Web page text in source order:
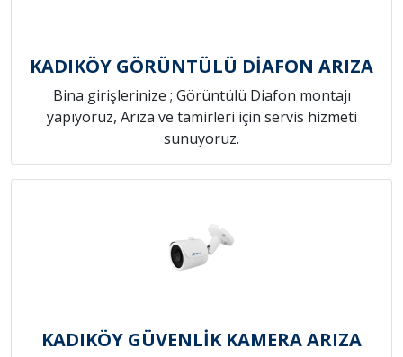
KADIKÖY GÖRÜNTÜLÜ DİAFON ARIZA
Bina girişlerinize ; Görüntülü Diafon montajı
yapıyoruz, Arıza ve tamirleri için servis hizmeti
sunuyoruz.
KADIKÖY GÜVENLİK KAMERA ARIZA